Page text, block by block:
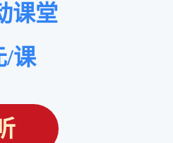
课堂
/课